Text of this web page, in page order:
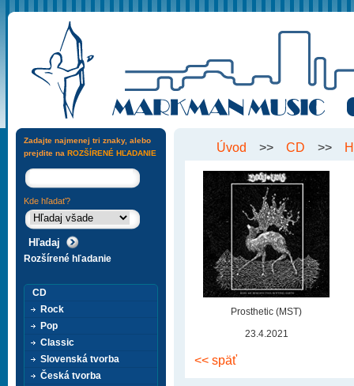
Úvod >> CD >>
Prosthetic (MST)
23.4.2021
<< späť
Zadajte najmenej tri znaky, alebo
prejdite na ROZŠÍRENÉ HĽADANIE
Kde hľadať?
Rozšírené hľadanie
CD
Rock
Pop
Classic
Slovenská tvorba
Česká tvorba